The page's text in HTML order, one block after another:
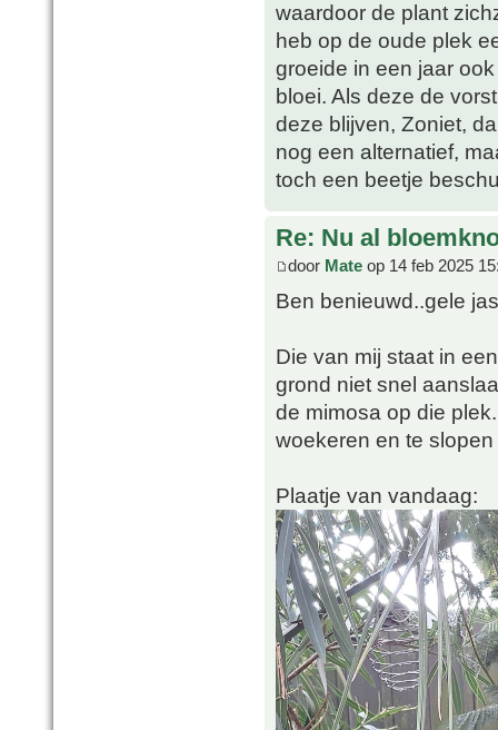
waardoor de plant
heb op de oude plek
groeide in een jaar
bloei. Als deze de
deze blijven, Zoniet,
nog een alternatief,
toch een beetje
Re: Nu al
door Mate op 14 feb 2025
Ben benieuwd..gele
Die van mij staat in
grond niet snel
de mimosa op die
woekeren en te
Plaatje van vandaag: